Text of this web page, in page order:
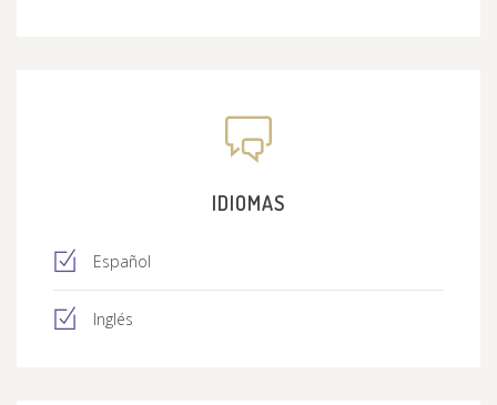
IDIOMAS
Español
Inglés